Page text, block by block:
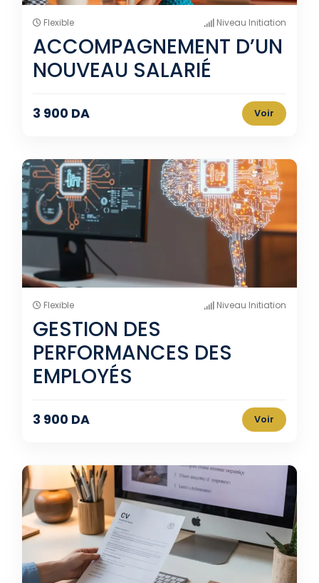
Flexible Niveau Initiation
ACCOMPAGNEMENT D’UN
NOUVEAU SALARIÉ
3 900 DA Voir
Flexible Niveau Initiation
GESTION DES
PERFORMANCES DES
EMPLOYÉS
3 900 DA Voir